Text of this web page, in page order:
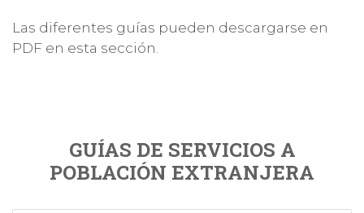
Las diferentes guías pueden descargarse en
PDF en esta sección.
GUÍAS DE SERVICIOS A
POBLACIÓN EXTRANJERA